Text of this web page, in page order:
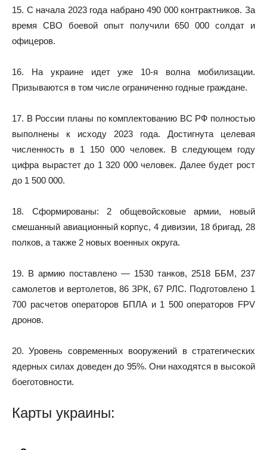
15. С начала 2023 года набрано 490 000 контрактников. За
время СВО боевой опыт получили 650 000 солдат и
офицеров.
16. На украине идет уже 10-я волна мобилизации.
Призываются в том числе ограниченно годные граждане.
17. В России планы по комплектованию ВС РФ полностью
выполнены к исходу 2023 года. Достигнута целевая
численность в 1 150 000 человек. В следующем году
цифра вырастет до 1 320 000 человек. Далее будет рост
до 1 500 000.
18. Сформированы: 2 общевойсковые армии, новый
смешанный авиационный корпус, 4 дивизии, 18 бригад, 28
полков, а также 2 новых военных округа.
19. В армию поставлено — 1530 танков, 2518 ББМ, 237
самолетов и вертолетов, 86 ЗРК, 67 РЛС. Подготовлено 1
700 расчетов операторов БПЛА и 1 500 операторов FPV
дронов.
20. Уровень современных вооружений в стратегических
ядерных силах доведен до 95%. Они находятся в высокой
боеготовности.
Карты украины: